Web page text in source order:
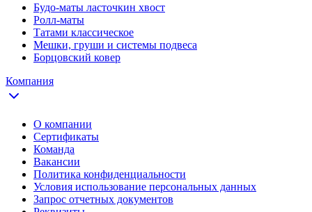
Будо-маты ласточкин хвост
Ролл-маты
Татами классическое
Мешки, груши и системы подвеса
Борцовский ковер
Компания
О компании
Сертификаты
Команда
Вакансии
Политика конфиденциальности
Условия использование персональных данных
Запрос отчетных документов